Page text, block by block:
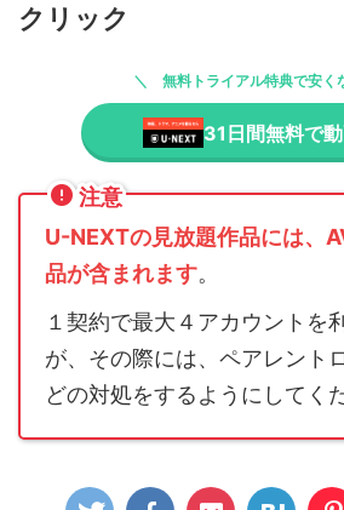
クリック
無料トライアル特典で安く
31日間無料で
注意
U-NEXTの見放題作品には、
品が含まれます。
１契約で最大４アカウントを
が、その際には、ペアレント
どの対処をするようにしてく